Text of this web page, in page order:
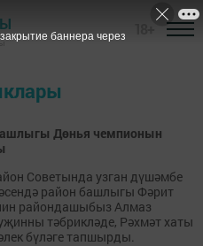
Дөнья чемпионын
Советында узган дүшәмбе
район башлыгы Фәрит
райондашыбыз Алмаз
тәбрикләде, Рәхмәт хаты
бүләге тапшырды.
баннера через